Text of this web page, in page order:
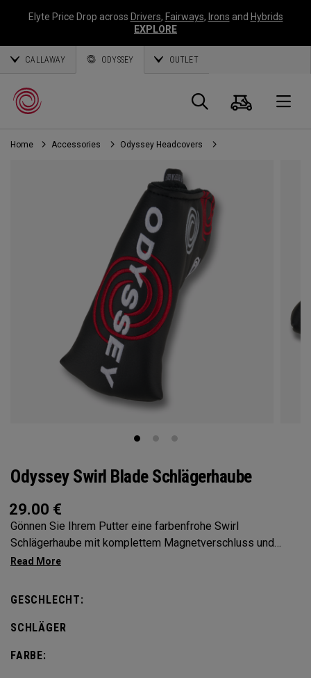
Elyte Price Drop across Drivers, Fairways, Irons and Hybrids
EXPLORE
CALLAWAY ODYSSEY OUTLET
Suche
Home Accessories Odyssey Headcovers
Odyssey Swirl Blade Schlägerhaube
29.00 €
Gönnen Sie Ihrem Putter eine farbenfrohe Swirl
Schlägerhaube mit komplettem Magnetverschluss und
strapazierfähigen PU-Material.
GESCHLECHT:
SCHLÄGER
FARBE: